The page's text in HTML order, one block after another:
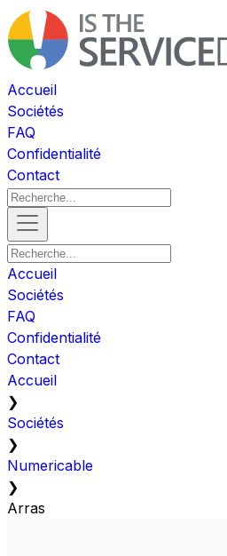
Accueil
Sociétés
FAQ
Confidentialité
Contact
Accueil
Sociétés
FAQ
Confidentialité
Contact
Accueil
❯
Sociétés
❯
Numericable
❯
Arras